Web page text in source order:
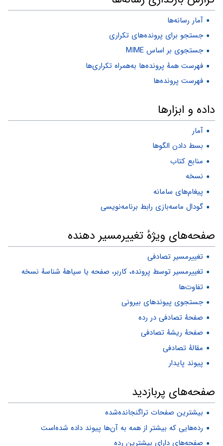
آمار رسانه‌ها
جستجو برای پرونده‌های تکراری
جستجوی بر اساس MIME
فهرست همهٔ پرونده‌ها به‌همراه تکراری‌ها
فهرست پرونده‌ها
داده و ابزارها
آمار
بسط دادن الگوها
منابع کتاب
نسخه
پیغام‌های سامانه
گودال ماسه‌بازی رابط برنامه‌نویسی
صفحه‌های ویژهٔ تغییرمسیر دهنده
تغییرمسیر تصادفی
تغییرمسیر توسط پرونده، کاربر، صفحه یا سیاههٔ شناسهٔ نسخه
تفاوت‌ها
جستجوی پیوندهای بیرونی
صفحهٔ تصادفی در رده
صفحهٔ ریشهٔ تصادفی
مقالهٔ تصادفی
پیوند پایدار
صفحه‌های پربازدید
بیشترین صفحات تراگنجانده‌شده
رده‌هایی که بیشتر از همه به آن‌ها پیوند داده شده‌است
صفحه‌های دارای بیشترین رده